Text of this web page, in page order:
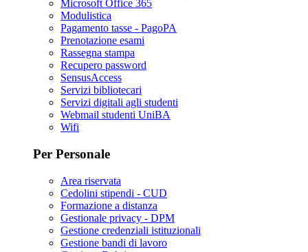
Microsoft Office 365
Modulistica
Pagamento tasse - PagoPA
Prenotazione esami
Rassegna stampa
Recupero password
SensusAccess
Servizi bibliotecari
Servizi digitali agli studenti
Webmail studenti UniBA
Wifi
Per Personale
Area riservata
Cedolini stipendi - CUD
Formazione a distanza
Gestionale privacy - DPM
Gestione credenziali istituzionali
Gestione bandi di lavoro